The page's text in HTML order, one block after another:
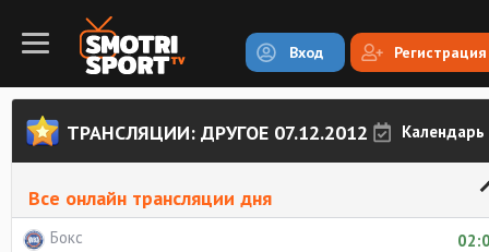
Вход Регистрация
ТРАНСЛЯЦИИ: ДРУГОЕ 07.12.2012 Календарь
Все онлайн трансляции дня
Бокс